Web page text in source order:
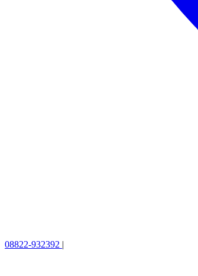
08822-932392 |